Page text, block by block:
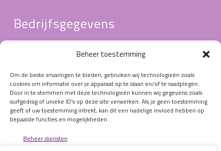
Beheer toestemming
Om de beste ervaringen te bieden, gebruiken wij technologieën zoals
cookies om informatie over je apparaat op te slaan en/of te raadplegen.
Door in te stemmen met deze technologieën kunnen wij gegevens zoals
surfgedrag of unieke ID's op deze site verwerken. Als je geen toestemming
geeft of uw toestemming intrekt, kan dit een nadelige invloed hebben op
bepaalde functies en mogelijkheden.
Beheer diensten
Bedrijfsgegevens
AGB-praktijkcode:96096594
AGB-zorgverlenerscode:96102782 / 96103197
ProVoet lidmaatschapnummer:
320973 / 322498
BTW nr: NL001582856B80
KvK nr: 08183258
IBAN: NL93 RBRB 8842 8967 56